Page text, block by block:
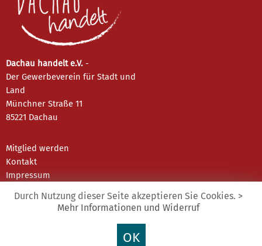
Dachau handelt e.V. -
Der Gewerbeverein für Stadt und
Land
Münchner Straße 11
85221 Dachau
Mitglied werden
Kontakt
Impressum
Durch Nutzung dieser Seite akzeptieren Sie Cookies. >
Mehr Informationen und Widerruf
OK